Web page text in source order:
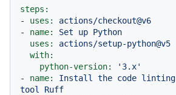
steps:
-
uses:
actions/checkout@v6
-
name: Set up Python
uses:
actions/setup-python@v5
with:
python-version:
'3.x'
-
name: Install the code linting
tool
Ruff